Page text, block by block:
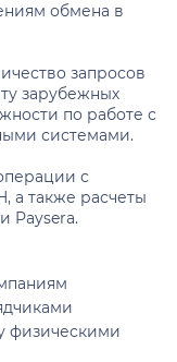
обмена в
запросов
зарубежных
по работе с
системами.
с
а также расчеты
Paysera.
физическими